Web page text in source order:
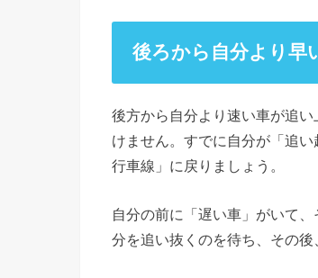
後ろから自分より早
後方から自分より速い車が追
けません。すでに自分が「追
行車線」に戻りましょう。
自分の前に「遅い車」がいて
分を追い抜くのを待ち、その後